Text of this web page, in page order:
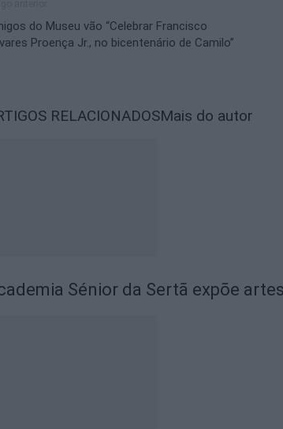
do Museu vão “Celebrar Francisco
Proença Jr., no bicentenário de Camilo”
RELACIONADOSMais do autor
Sénior da Sertã expõe